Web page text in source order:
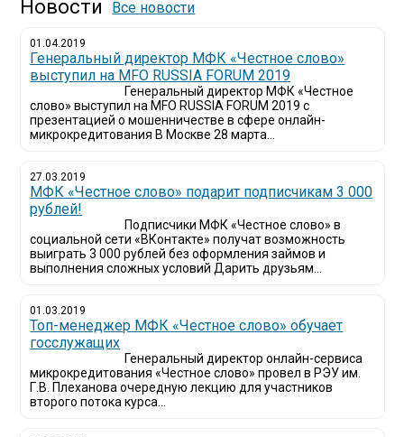
Новости Все новости
01.04.2019
Генеральный директор МФК «Честное слово»
выступил на MFO RUSSIA FORUM 2019
Генеральный директор МФК «Честное
слово» выступил на MFO RUSSIA FORUM 2019 с
презентацией о мошенничестве в сфере онлайн-
микрокредитования В Москве 28 марта...
27.03.2019
МФК «Честное слово» подарит подписчикам 3 000
рублей!
Подписчики МФК «Честное слово» в
социальной сети «ВКонтакте» получат возможность
выиграть 3 000 рублей без оформления займов и
выполнения сложных условий Дарить друзьям...
01.03.2019
Топ-менеджер МФК «Честное слово» обучает
госслужащих
Генеральный директор онлайн-сервиса
микрокредитования «Честное слово» провел в РЭУ им.
Г.В. Плеханова очередную лекцию для участников
второго потока курса...